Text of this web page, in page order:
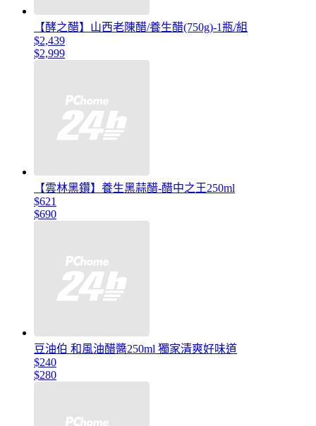
【酵之醋】山西老陳醋/養生醋(750g)-1瓶/組
$2,439
$2,999
【雲林黑鑽】養生黑蒜醋-醋中之王250ml
$621
$690
豆油伯 和風油醋醬250ml 獨家清爽好味道
$240
$280